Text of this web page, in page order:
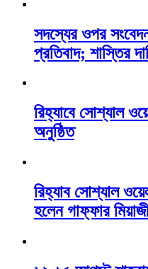
সদস্যের ওপর
প্রতিবাদ; শাস্তির
রিহ্যাবে সোশ্যাল
অনুষ্ঠিত
রিহ্যাব সোশ্যাল
হলেন গাফ্ফার মিয়াজী